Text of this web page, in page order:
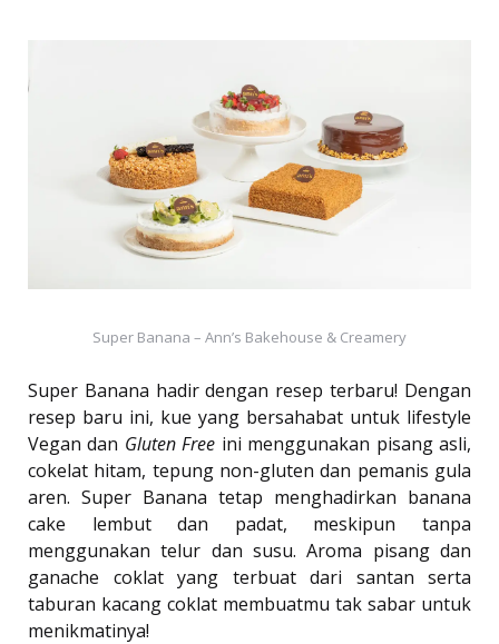
Super Banana – Ann’s Bakehouse & Creamery
Super Banana hadir dengan resep terbaru! Dengan
resep baru ini, kue yang bersahabat untuk lifestyle
Vegan dan Gluten Free ini menggunakan pisang asli,
cokelat hitam, tepung non-gluten dan pemanis gula
aren. Super Banana tetap menghadirkan banana
cake lembut dan padat, meskipun tanpa
menggunakan telur dan susu. Aroma pisang dan
ganache coklat yang terbuat dari santan serta
taburan kacang coklat membuatmu tak sabar untuk
menikmatinya!